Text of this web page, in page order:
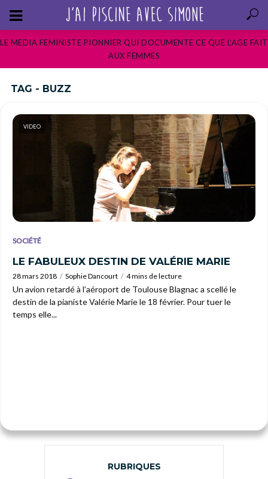
LE MEDIA FEMINISTE PIONNIER QUI DOCUMENTE CE QUE L’AGE FAIT
AUX FEMMES
TAG - BUZZ
VIDEO
SOCIÉTÉ
LE FABULEUX DESTIN DE VALÉRIE MARIE
28 mars 2018 Sophie Dancourt 4 mins de lecture
Un avion retardé à l’aéroport de Toulouse Blagnac a scellé le
destin de la pianiste Valérie Marie le 18 février. Pour tuer le
temps elle...
RUBRIQUES